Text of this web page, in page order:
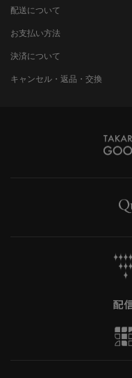
配送について
お支払い方法
決済について
キャンセル・返品・交換